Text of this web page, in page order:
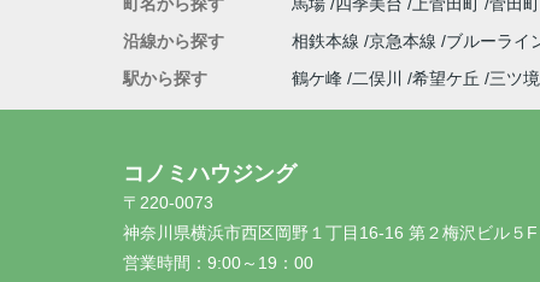
沿線から探す
相鉄本線 京急本線
ブルーライ
駅から探す
鶴ケ峰 二俣川 希望ケ丘 三ツ境
コノミハウジング
〒220-0073
神奈川県横浜市西区岡野１丁目16-16 第２梅沢ビル５F
営業時間： 9:00～19：00